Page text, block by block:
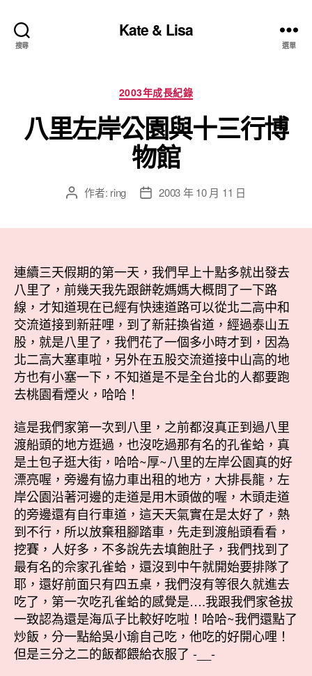
搜尋
Kate & Lisa
選單
分
類
2003年成長紀錄
八里左岸公園與十三行博
物館
文 作者: ring
文
期
2003 年 10 月 11 日
連續三天假期的第一天，我們早上十點多就出發去
八里了，前幾天我先跟餅乾媽媽大概問了一下路
線，才知道現在已經有快速道路可以從北二高中和
交流道接到新莊哩，到了新莊換省道，經過泰山五
股，就是八里了，我們花了一個多小時才到，因為
北二高大塞車啦，另外在五股交流道接中山高的地
方也有小塞一下，不知道是不是全台北的人都要跑
去桃園看煙火，哈哈！
這是我們家第一次到八里，之前都沒真正到過八里
渡船頭的地方逛過，也沒吃過那有名的孔雀蛤，真
是土包子逛大街，哈哈~厚~八里的左岸公園真的好
漂亮喔，旁邊有協力車出租的地方，大排長龍，左
岸公園沿著河邊的走道是用木頭做的喔，木頭走道
的旁邊還有自行車道，這天天氣實在是太好了，熱
到不行，所以放棄租腳踏車，先走到渡船頭看看，
挖賽，人好多，不多說先去填飽肚子，我們找到了
最有名的佘家孔雀蛤，還沒到中午就開始要排隊了
耶，還好前面只有四五桌，我們沒有等很久就進去
吃了，第一次吃孔雀蛤的感覺是….我跟我們家爸拔
一致認為還是海瓜子比較好吃啦！哈哈~我們還點了
炒飯，分一點給吳小瑜自己吃，他吃的好開心哩！
但是三分之二的飯都餵給衣服了 -__-